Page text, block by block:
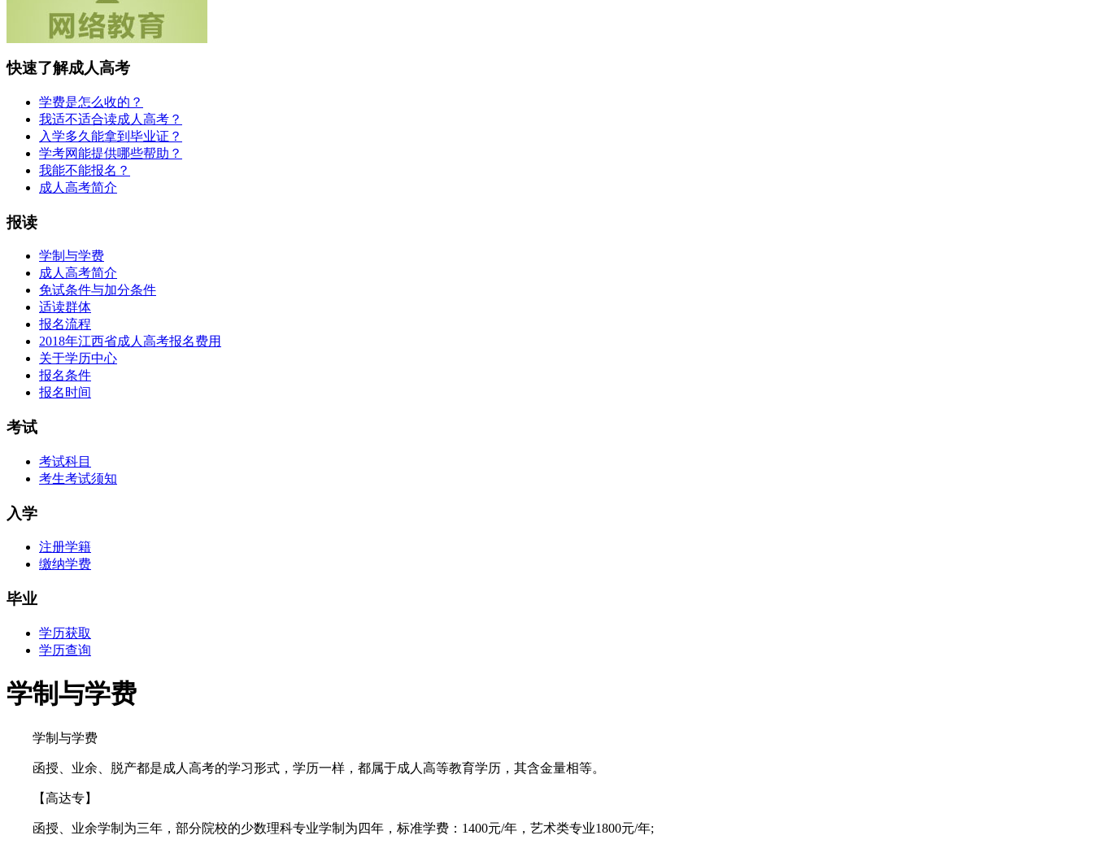
快速了解成人高考
学费是怎么收的？
我适不适合读成人高考？
入学多久能拿到毕业证？
学考网能提供哪些帮助？
我能不能报名？
成人高考简介
报读
学制与学费
成人高考简介
免试条件与加分条件
适读群体
报名流程
2018年江西省成人高考报名费用
关于学历中心
报名条件
报名时间
考试
考试科目
考生考试须知
入学
注册学籍
缴纳学费
毕业
学历获取
学历查询
学制与学费
学制与学费
函授、业余、脱产都是成人高考的学习形式，学历一样，都属于成人高等教育学历，其含金量相等。
【高达专】
函授、业余学制为三年，部分院校的少数理科专业学制为四年，标准学费：1400元/年，艺术类专业1800元/年;